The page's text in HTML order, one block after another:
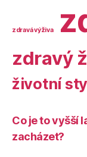
zdravá výživa
zdravý
životní
Co je to vyšší
zacházet?